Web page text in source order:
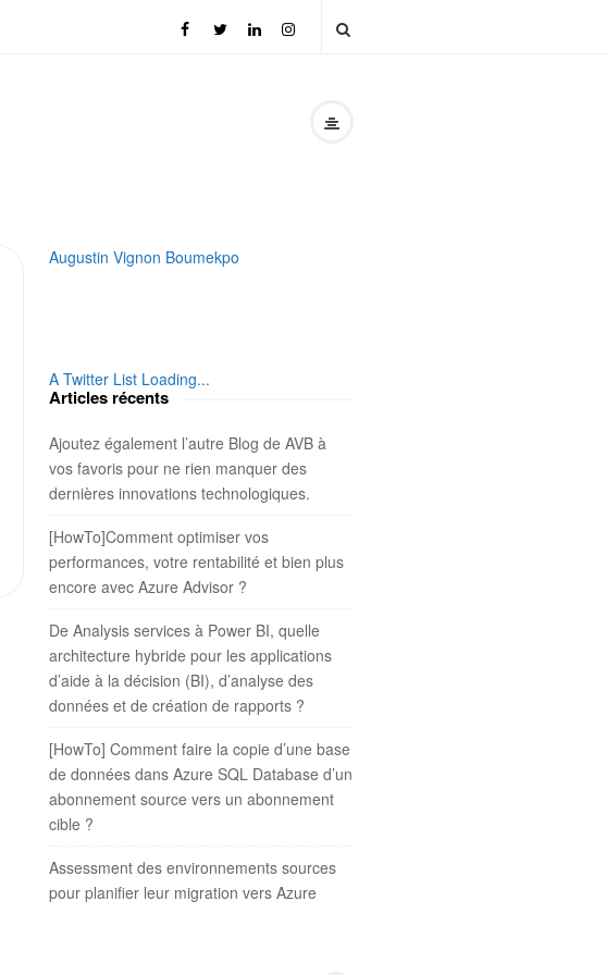
S
i
d
e
b
a
r
Augustin Vignon Boumekpo
A Twitter List Loading...
Articles récents
Ajoutez également l’autre Blog de AVB à
vos favoris pour ne rien manquer des
dernières innovations technologiques.
[HowTo]Comment optimiser vos
performances, votre rentabilité et bien plus
encore avec Azure Advisor ?
De Analysis services à Power BI, quelle
architecture hybride pour les applications
d’aide à la décision (BI), d’analyse des
données et de création de rapports ?
[HowTo] Comment faire la copie d’une base
de données dans Azure SQL Database d’un
abonnement source vers un abonnement
cible ?
Assessment des environnements sources
pour planifier leur migration vers Azure